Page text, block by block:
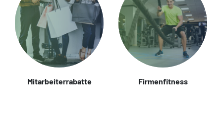
Mitarbeiterrabatte Firmenfitness